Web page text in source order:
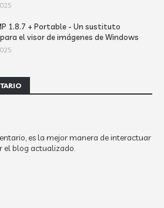
1.8.7 + Portable - Un sustituto
el visor de imágenes de Windows
es la mejor manera de interactuar
el blog actualizado.